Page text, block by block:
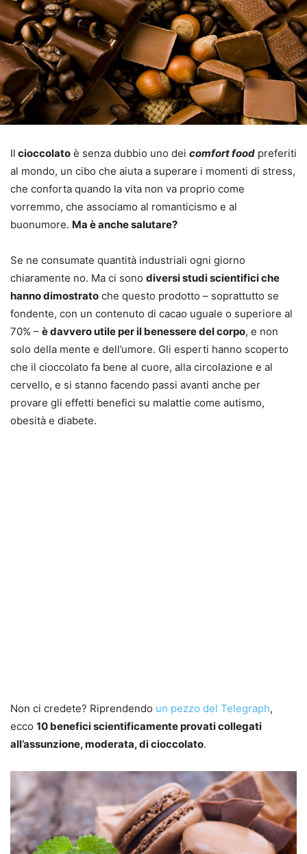
Il cioccolato è senza dubbio uno dei comfort food preferiti
al mondo, un cibo che aiuta a superare i momenti di stress,
che conforta quando la vita non va proprio come
vorremmo, che associamo al romanticismo e al
buonumore. Ma è anche salutare?
Se ne consumate quantità industriali ogni giorno
chiaramente no. Ma ci sono diversi studi scientifici che
hanno dimostrato che questo prodotto – soprattutto se
fondente, con un contenuto di cacao uguale o superiore al
70% – è davvero utile per il benessere del corpo, e non
solo della mente e dell’umore. Gli esperti hanno scoperto
che il cioccolato fa bene al cuore, alla circolazione e al
cervello, e si stanno facendo passi avanti anche per
provare gli effetti benefici su malattie come autismo,
obesità e diabete.
Non ci credete? Riprendendo un pezzo del Telegraph,
ecco 10 benefici scientificamente provati collegati
all’assunzione, moderata, di cioccolato.